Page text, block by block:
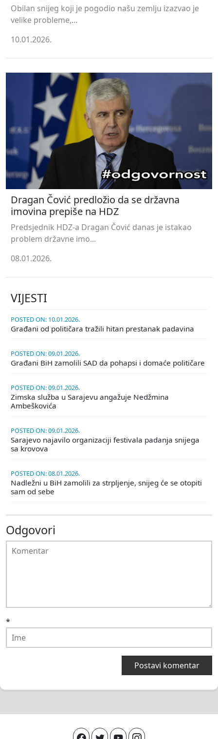
Obilan snijeg koji je pogodio našu zemlju izazvao je
velike probleme,...
10.01.2026.
Dragan Čović predložio da se državna
imovina prepiše na HDZ
Predsjednik HDZ-a Dragan Čović danas je istakao
problem državne imo...
08.01.2026.
VIJESTI
POSTED ON: 10.01.2026.
Građani od političara tražili hitan prestanak padavina
POSTED ON: 09.01.2026.
Građani BiH zamolili SAD da pohapsi i domaće političare
POSTED ON: 09.01.2026.
Zimska služba u Sarajevu angažuje Nedžmina
Ambeškovića
POSTED ON: 09.01.2026.
Sarajevo najavilo organizaciji festivala padanja snijega
sa krovova
POSTED ON: 08.01.2026.
Nadležni u BiH zamolili za strpljenje, snijeg će se otopiti
sam od sebe
Odgovori
*